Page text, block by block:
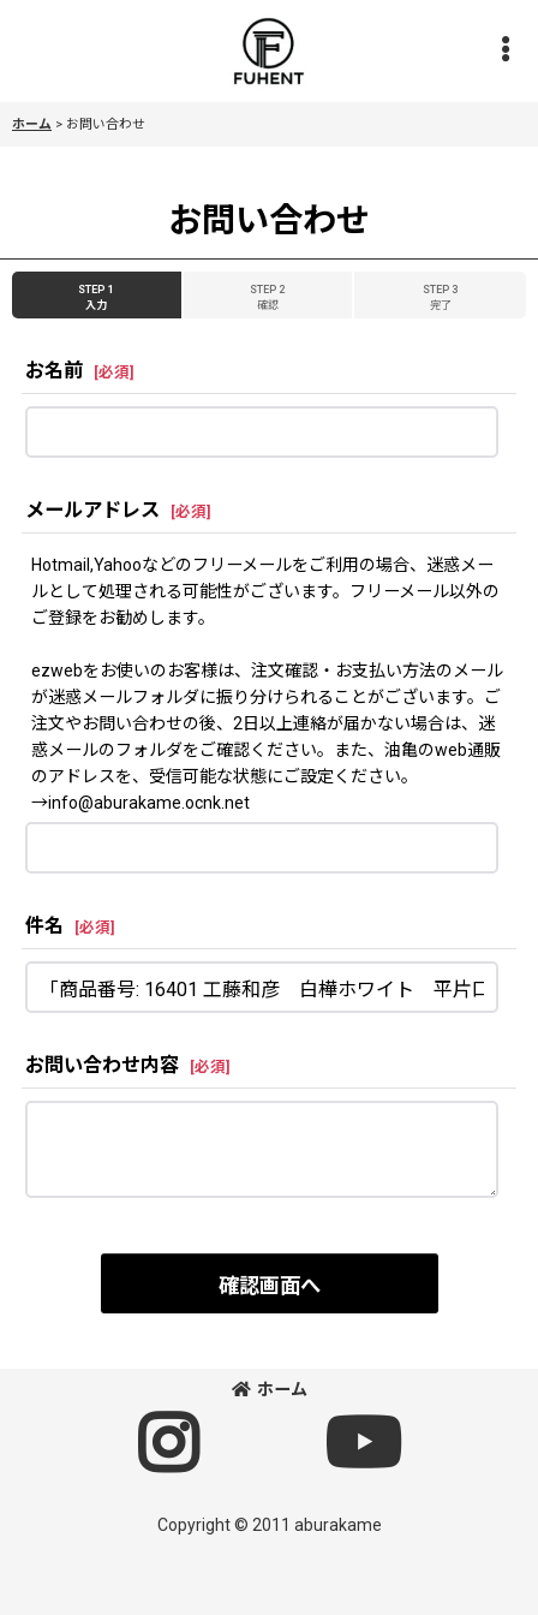
ホーム > お問い合わせ
お問い合わせ
STEP 1
入力
STEP 2
確認
STEP 3
完了
お名前 [必須]
メールアドレス [必須]
Hotmail,Yahooなどのフリーメールをご利用の場合、迷惑メー
ルとして処理される可能性がございます。フリーメール以外の
ご登録をお勧めします。
ezwebをお使いのお客様は、注文確認・お支払い方法のメール
が迷惑メールフォルダに振り分けられることがございます。ご
注文やお問い合わせの後、2日以上連絡が届かない場合は、迷
惑メールのフォルダをご確認ください。また、油亀のweb通販
のアドレスを、受信可能な状態にご設定ください。
→info@aburakame.ocnk.net
件名 [必須]
お問い合わせ内容 [必須]
確認画面へ
ホーム
Copyright © 2011 aburakame